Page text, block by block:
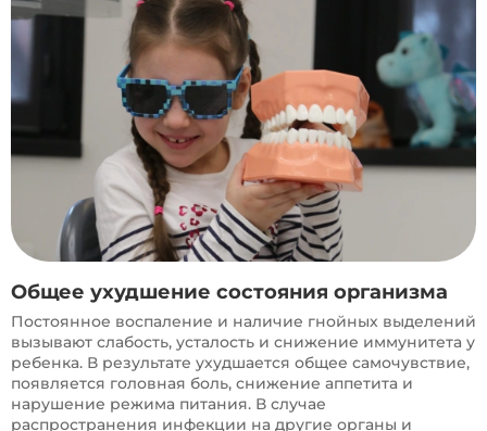
Общее ухудшение состояния организма
Постоянное воспаление и наличие гнойных выделений
вызывают слабость, усталость и снижение иммунитета у
ребенка. В результате ухудшается общее самочувствие,
появляется головная боль, снижение аппетита и
нарушение режима питания. В случае
распространения инфекции на другие органы и